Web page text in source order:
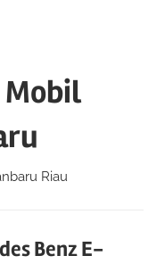
Mobil
Riau
Benz E-